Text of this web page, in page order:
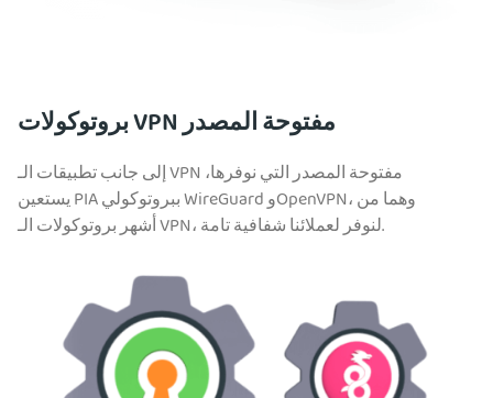
بروتوكولات VPN مفتوحة المصدر
إلى جانب تطبيقات الـ VPN مفتوحة المصدر التي نوفرها،
يستعين PIA ببروتوكولي WireGuard وOpenVPN، وهما من
أشهر بروتوكولات الـ VPN، لنوفر لعملائنا شفافية تامة.